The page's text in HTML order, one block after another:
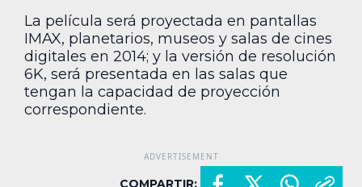
La película será proyectada en pantallas
IMAX, planetarios, museos y salas de cines
digitales en 2014; y la versión de resolución
6K, será presentada en las salas que
tengan la capacidad de proyección
correspondiente.
COMPARTIR: